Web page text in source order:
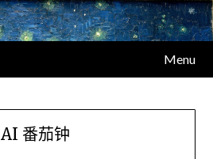
Menu
AI 番茄钟